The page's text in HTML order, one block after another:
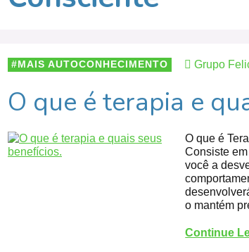
MAIS AUTOCONHECIMENTO Grupo
O que é terapia e
O que é
Consiste
você a
o mantém
Continue